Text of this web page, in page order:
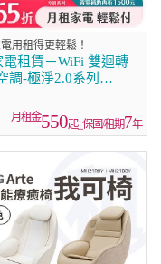
用租得更輕鬆！
電租賃－WiFi 雙迴轉
調-極淨2.0系列
550起_保固/租期7年